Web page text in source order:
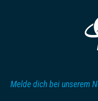
Melde dich bei unserem